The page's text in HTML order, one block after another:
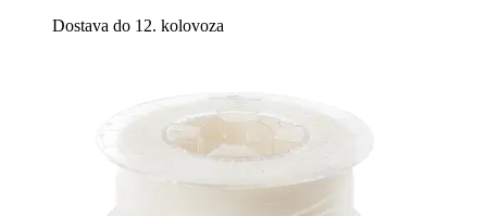
Dostava do 12. kolovoza